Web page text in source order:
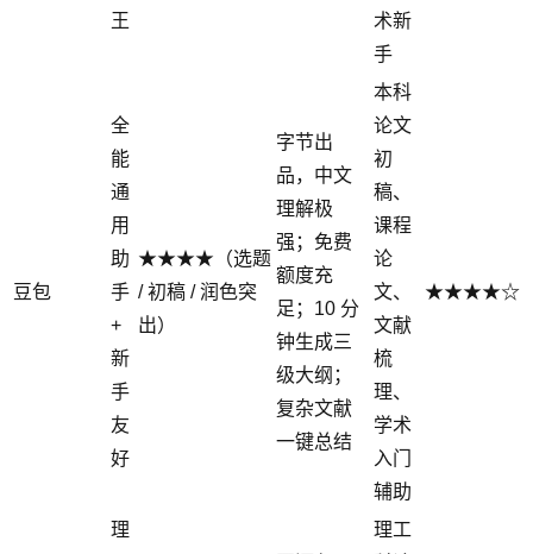
王
术新
手
豆包
全
能
通
用
助
手
+
新
手
友
好
★★★★（选题
/ 初稿 / 润色突
出）
字节出
品，中文
理解极
强；免费
额度充
足；10 分
钟生成三
级大纲；
复杂文献
一键总结
本科
论文
初
稿、
课程
论
文、
文献
梳
理、
学术
入门
辅助
★★★★☆
理
理工